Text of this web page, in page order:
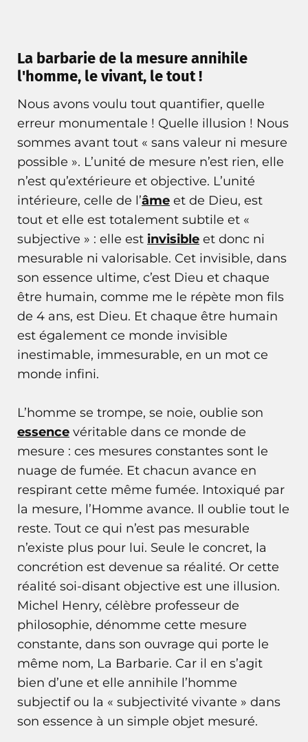
La barbarie de la mesure annihile
l'homme, le vivant, le tout !
Nous avons voulu tout quantifier, quelle
erreur monumentale ! Quelle illusion ! Nous
sommes avant tout « sans valeur ni mesure
possible ». L’unité de mesure n’est rien, elle
n’est qu’extérieure et objective. L’unité
intérieure, celle de l’âme et de Dieu, est
tout et elle est totalement subtile et «
subjective » : elle est invisible et donc ni
mesurable ni valorisable. Cet invisible, dans
son essence ultime, c’est Dieu et chaque
être humain, comme me le répète mon fils
de 4 ans, est Dieu. Et chaque être humain
est également ce monde invisible
inestimable, immesurable, en un mot ce
monde infini.
L’homme se trompe, se noie, oublie son
essence véritable dans ce monde de
mesure : ces mesures constantes sont le
nuage de fumée. Et chacun avance en
respirant cette même fumée. Intoxiqué par
la mesure, l’Homme avance. Il oublie tout le
reste. Tout ce qui n’est pas mesurable
n’existe plus pour lui. Seule le concret, la
concrétion est devenue sa réalité. Or cette
réalité soi-disant objective est une illusion.
Michel Henry, célèbre professeur de
philosophie, dénomme cette mesure
constante, dans son ouvrage qui porte le
même nom, La Barbarie. Car il en s’agit
bien d’une et elle annihile l’homme
subjectif ou la « subjectivité vivante » dans
son essence à un simple objet mesuré.